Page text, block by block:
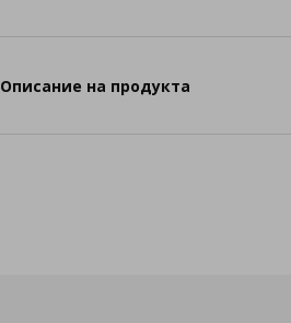
Описание на продукта